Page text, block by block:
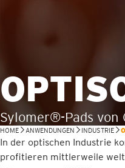
Sylomer®-Pads von
HOME ANWENDUNGEN INDUSTRIE
In der optischen Industrie
profitieren mittlerweile